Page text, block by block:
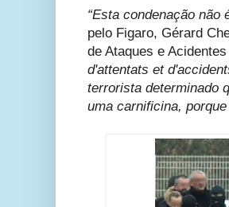
“Esta condenação não
pelo Figaro, Gérard
de Ataques e
d'attentats et
terrorista determinado
uma carnificina,